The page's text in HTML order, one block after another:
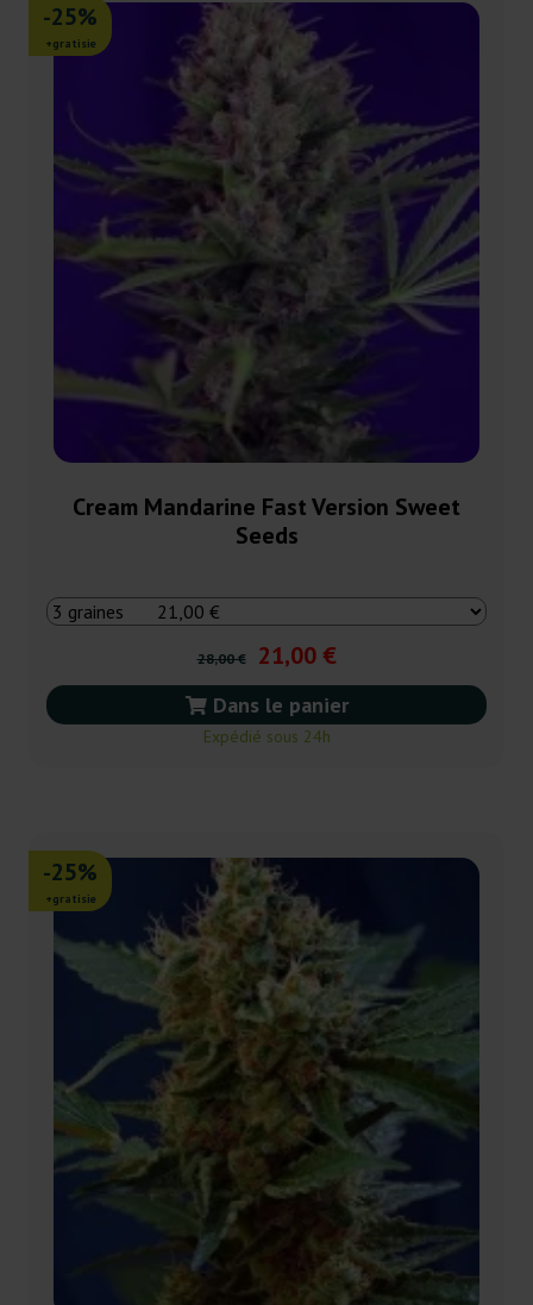
-25%
+gratisie
Cream Mandarine Fast Version Sweet
Seeds
28,00 € 21,00 €
Dans le panier
Expédié sous 24h
-25%
+gratisie